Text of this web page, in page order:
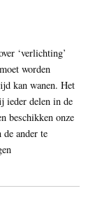
‘verlichting’
worden
kan wanen. Het
ieder delen in de
beschikken onze
ander te